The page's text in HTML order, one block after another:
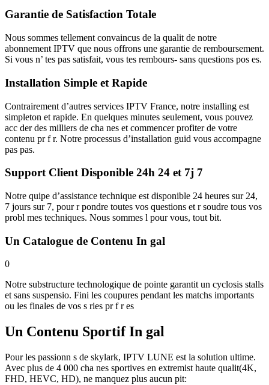
Garantie de Satisfaction Totale
Nous sommes tellement convaincus de la qualit de notre
abonnement IPTV que nous offrons une garantie de remboursement.
Si vous n’ tes pas satisfait, vous tes rembours- sans questions pos es.
Installation Simple et Rapide
Contrairement d’autres services IPTV France, notre installing est
simpleton et rapide. En quelques minutes seulement, vous pouvez
acc der des milliers de cha nes et commencer profiter de votre
contenu pr f r. Notre processus d’installation guid vous accompagne
pas pas.
Support Client Disponible 24h 24 et 7j 7
Notre quipe d’assistance technique est disponible 24 heures sur 24,
7 jours sur 7, pour r pondre toutes vos questions et r soudre tous vos
probl mes techniques. Nous sommes l pour vous, tout bit.
Un Catalogue de Contenu In gal
0
Notre substructure technologique de pointe garantit un cyclosis stalls
et sans suspensio. Fini les coupures pendant les matchs importants
ou les finales de vos s ries pr f r es
Un Contenu Sportif In gal
Pour les passionn s de skylark, IPTV LUNE est la solution ultime.
Avec plus de 4 000 cha nes sportives en extremist haute qualit(4K,
FHD, HEVC, HD), ne manquez plus aucun pit: